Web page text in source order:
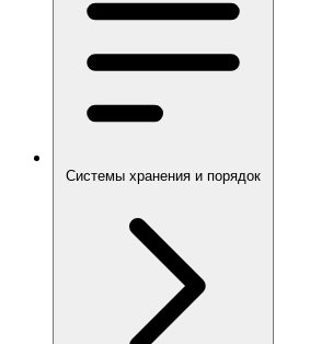
Системы хранения и порядок